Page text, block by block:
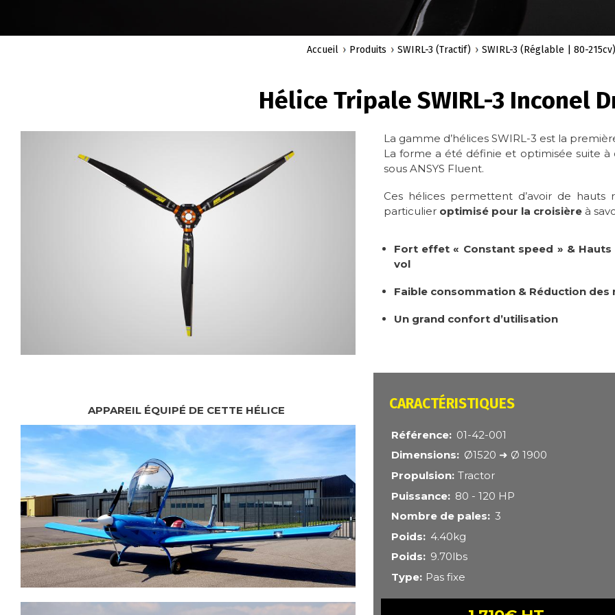
Accueil Produits SWIRL-3 (Tractif) SWIRL-3 (Réglable | 80-215cv)
Hélice Tripale SWIRL-3 Inconel
APPAREIL ÉQUIPÉ DE CETTE HÉLICE
IMAGE
La gamme d’hélices SWIRL-3 est la
La forme a été définie et optimisée suite
sous ANSYS Fluent.
Ces hélices permettent d’avoir de
particulier optimisé pour la croisièreà
Fort effet « Constant speed » &
vol
Faible consommation & Réduction des
Un grand confort d’utilisation
CARACTÉRISTIQUES
Référence
01-42-001
Dimensions
Ø1520 ➜ Ø 1900
Propulsion Tractor
Puissance
80 - 120 HP
Nombre de pales
3
Poids
4.40kg
Poids
9.70lbs
Type
Pas fixe